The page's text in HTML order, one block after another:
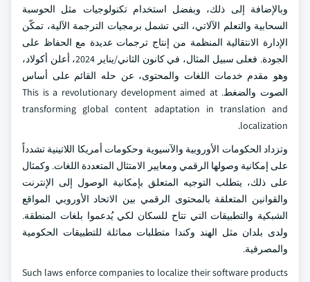
وبالإضافة إلى ذلك، وبفضل استخدام تكنولوجيات مثل الحوسبة
السحابية والتعلم الآلاتي، التي تشمل برمجيات الترجمة الآلية، تمكّن
الإدارة الانتقالية المنظمة من إنتاج ترجمات عديدة مع الحفاظ على
الجودة. فعلى سبيل المثال، في كانون الثاني/يناير 2024، أعلن أكولاد،
وهو مقدم خدمات اللغات والمحتوى، عن حله القائم على أساس
الصوت والضغط. This is a revolutionary development aimed at
transforming global content adaptation in translation and
localization.
وتزداد الحكومات الأوروبية والآسيوية وحكومات أمريكا اللاتينية تشدداً
على إمكانية وصولها الرقمي ومعايير الامتثال المتعددة اللغات. وكمثال
على ذلك، يتطلب التوجيه المتعلق بإمكانية الوصول إلى الإنترنت
والقوانين المتعلقة بالمحتوى الرقمي بين الاتحاد الأوروبي المواقع
الشبكية والتطبيقات التي تتاح للسكان لكي يُدعموا بلغات المنطقة.
ولدى بلدان مثل الهند وكندا متطلبات مماثلة للتطبيقات الحكومية
والمصرفية.
Such laws enforce companies to localize their software products